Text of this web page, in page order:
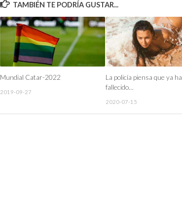
TAMBIÉN TE PODRÍA GUSTAR...
Mundial Catar-2022
2019-09-27
La policía piensa que ya ha
fallecido…
2020-07-15